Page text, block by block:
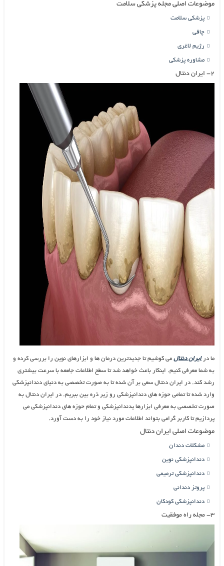
موضوعات اصلی مجله پزشکی سلامت
پزشکی سلامت
چاقی
رژیم لاغری
مشاوره پزشکی
۲- ایران دنتال
ما درایران دنتالمی کوشیم تا جدیدترین درمان ها و ابزارهای نوین را بررسی کرده و
به شما معرفی کنیم. اینکار باعث خواهد شد تا سطح اطلاعات جامعه با سرعت بیشتری
رشد کند. در ایران دنتال سعی بر آن شده تا به صورت تخصصی به دنیای دندانپزشکی
وارد شده تا تمامی حوزه های دندانپزشکی رو زیر ذره بین ببریم. در ایران دنتال به
صورت تخصصی به معرفی ابزارها یدندانپزشکی و تمام حوزه های دندانپزشکی می
پردازیم تا کاربر گرامی بتواند اطلاعات مورد نیاز خود را به دست آورد.
موضوعات اصلی ایران دنتال
مشکلات دندان
دندانپزشکی نوین
دندانپزشکی ترمیمی
پروتز دندانی
دندانپزشکی کودکان
۳- مجله راه موفقیت